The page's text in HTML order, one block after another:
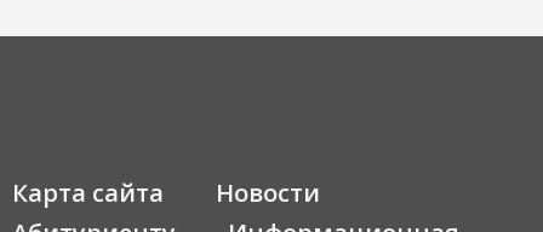
Карта сайта
Новости